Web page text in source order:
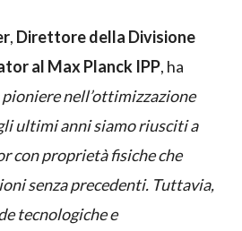
, Direttore della Divisione
al Max Planck IPP, ha
pioniere nell’ottimizzazione
ultimi anni siamo riusciti a
con proprietà fisiche che
senza precedenti. Tuttavia,
tecnologiche e